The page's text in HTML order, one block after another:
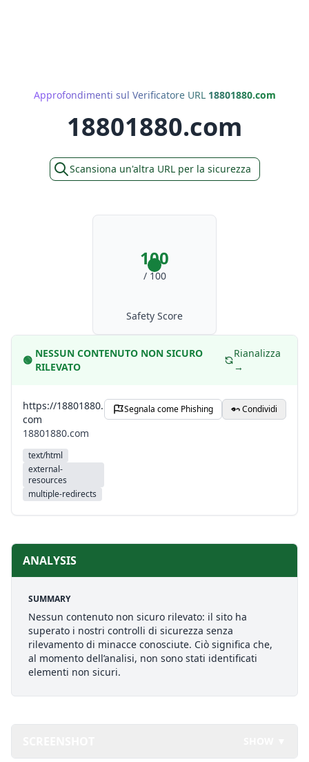
Approfondimenti sul Verificatore URL 18801880.com
18801880.com
Scansiona un'altra URL per la sicurezza
100
/ 100
Safety Score
🟢
NESSUN CONTENUTO NON SICURO
RILEVATO
Rianalizza
→
https://18801880.
com
18801880.com
text/html
external-
resources
multiple-redirects
Segnala come Phishing Condividi
ANALYSIS
SUMMARY
Nessun contenuto non sicuro rilevato: il sito ha
superato i nostri controlli di sicurezza senza
rilevamento di minacce conosciute. Ciò significa che,
al momento dell’analisi, non sono stati identificati
elementi non sicuri.